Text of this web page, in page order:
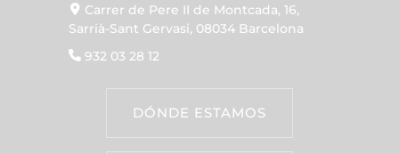
Carrer de Pere II de Montcada, 16,
Sarrià-Sant Gervasi, 08034 Barcelona
932 03 28 12
DÓNDE ESTAMOS